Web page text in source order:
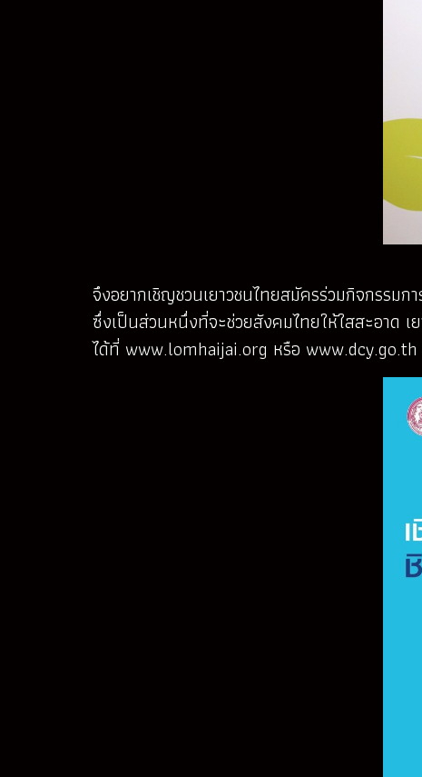
จึงอยากเชิญชวนเยาวชนไทยสมัครร่วมกิจกรรม
ซึ่งเป็นส่วนหนึ่งที่จะช่วยสังคมไทยให้ใสสะอาด
ได้ที่ www.lomhaijai.org หรือ www.dcy.go.th